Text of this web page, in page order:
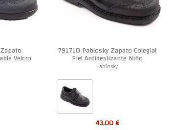
Velcro
791710 Pablosky Zapato Colegial
Piel Antideslizante Niño
Pablosky
43,00 €